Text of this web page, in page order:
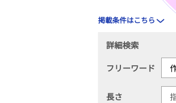
掲載条件はこちら
詳細検索
フリーワード
長さ